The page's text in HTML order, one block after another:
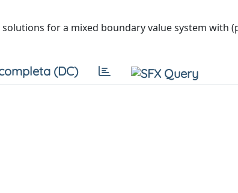
for a mixed boundary value system with
(DC)